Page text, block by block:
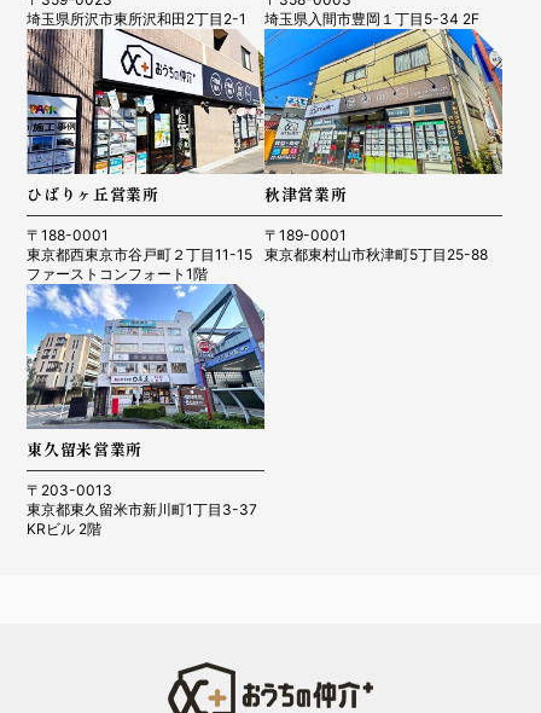
埼玉県所沢市東所沢和田2丁目2-1
埼玉県入間市豊岡１丁目5-34 2F
ひばりヶ丘営業所
〒188-0001
東京都西東京市谷戸町２丁目11-15
ファーストコンフォート1階
秋津営業所
〒189-0001
東京都東村山市秋津町5丁目25-88
東久留米営業所
〒203-0013
東京都東久留米市新川町1丁目3-37
KRビル 2階